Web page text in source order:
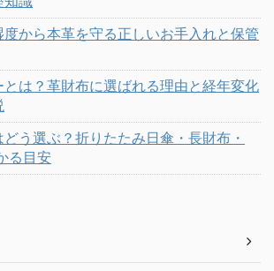
から本革を守る正しいお手入れと保管
は？革財布に選ばれる理由と経年変化
う選ぶ？折りたたみ日傘・長財布・
る目安